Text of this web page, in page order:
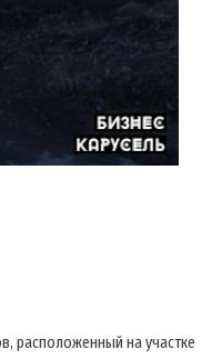
расположенный на участке